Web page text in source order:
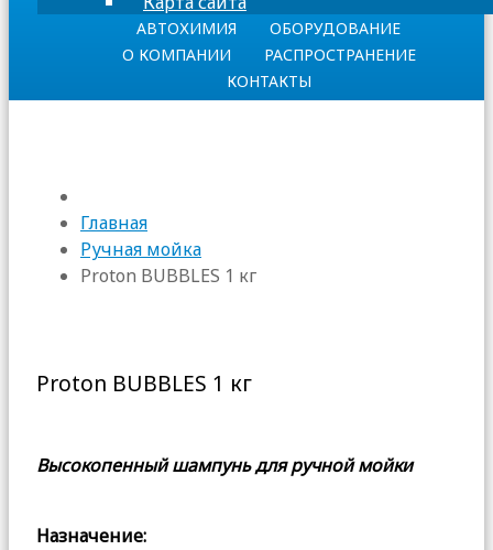
АВТОХИМИЯ
ОБОРУДОВАНИЕ
О КОМПАНИИ
РАСПРОСТРАНЕНИЕ
КОНТАКТЫ
Главная
Ручная мойка
Proton BUBBLES 1 кг
Proton BUBBLES 1 кг
Высокопенный шампунь для ручной мойки
Назначение: